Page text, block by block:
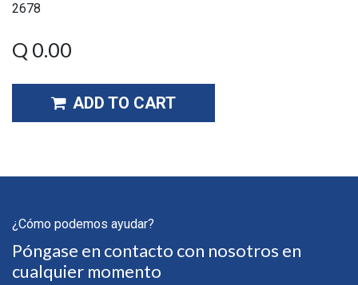
2678
Q 0.00
ADD TO CART
¿Cómo podemos ayudar?
Póngase en contacto con nosotros en
cualquier momento